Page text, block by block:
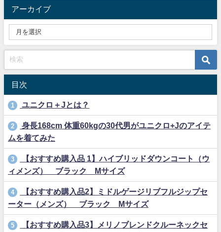
アーカイブ
目次
1 ユニクロ＋Jとは？
2
身長168cm 体重60kgの30代男がユニクロ+Jのアイテ
ムを着てみた
3
【おすすめ購入品 1】ハイブリッドダウンコート（ウ
ィメンズ） ブラック Mサイズ
4
【おすすめ購入品2】ミドルゲージリブフルジップセ
ーター（メンズ） ブラック Mサイズ
5
【おすすめ購入品3】メリノブレンドクルーネックセ